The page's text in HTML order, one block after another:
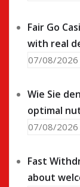
Fair Go
with real
07/08/2026
Wie Sie
optimal
07/08/2026
Fast
about